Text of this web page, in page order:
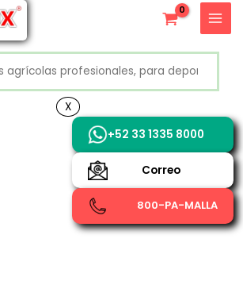
X
+52 800 726 2552
+52 33 1335 8000
Correo
800-PA-MALLA
X